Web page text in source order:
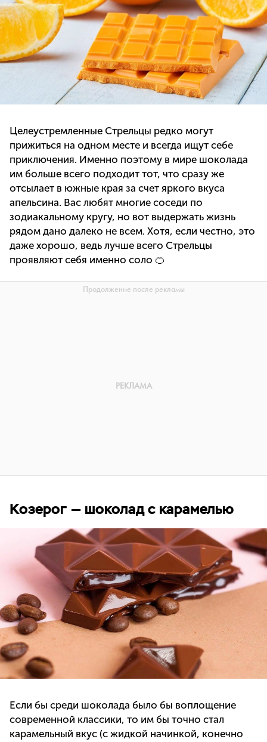
Целеустремленные Стрельцы редко могут
прижиться на одном месте и всегда ищут себе
приключения. Именно поэтому в мире шоколада
им больше всего подходит тот, что сразу же
отсылает в южные края за счет яркого вкуса
апельсина. Вас любят многие соседи по
зодиакальному кругу, но вот выдержать жизнь
рядом дано далеко не всем. Хотя, если честно, это
даже хорошо, ведь лучше всего Стрельцы
проявляют себя именно соло 🍊
Козерог — шоколад с карамелью
Если бы среди шоколада было бы воплощение
современной классики, то им бы точно стал
карамельный вкус (с жидкой начинкой, конечно